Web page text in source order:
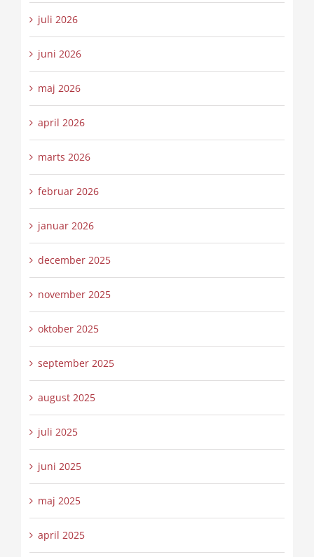
juli 2026
juni 2026
maj 2026
april 2026
marts 2026
februar 2026
januar 2026
december 2025
november 2025
oktober 2025
september 2025
august 2025
juli 2025
juni 2025
maj 2025
april 2025